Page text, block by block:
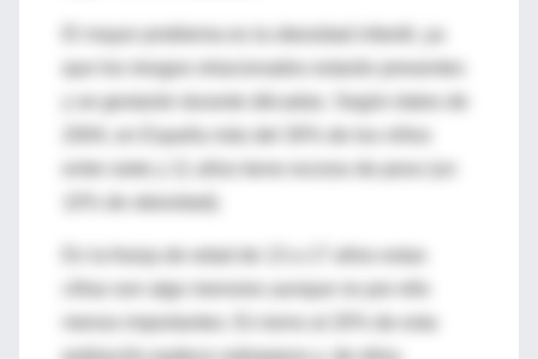
El mayor problema es la obesidad infantil, ya
que los riesgos relacionados estarán presentes
y se gestarán durante décadas. Según datos de
2004, en España más del 30% de los niños
cifras son algo menores aunque no por ello
menos importantes. En torno al 20% de esta